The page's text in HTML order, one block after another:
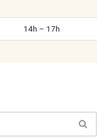
14h – 17h